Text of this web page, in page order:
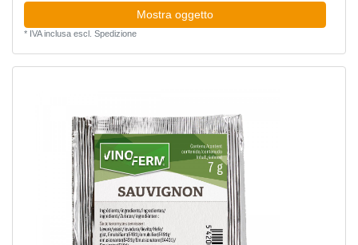
Mostra oggetto
* IVA inclusaescl. Spedizione